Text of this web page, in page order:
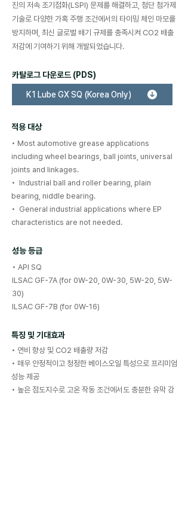
진의 저속 조기점화(LSPI) 문제를 해결하고, 첨단 첨가제
기술로 다양한 가혹 주행 조건에서의 타이밍 체인 마모를
방지하며, 최신 글로벌 배기 규제를 충족시켜 CO2 배출
저감에 기여하기 위해 개발되었습니다.
​카탈로그 다운로드 (PDS)
K1 Lube GX SQ (Korea Only)
적용 대상
• Most automotive grease applications
including wheel bearings, ball joints, universal
joints and linkages.
• Industrial ball and roller bearing, plain
bearing, niddle bearing.
• General industrial applications where EP
characteristics are not needed.
성능 등급
• API SQ
ILSAC GF-7A (for 0W-20, 0W-30, 5W-20, 5W-
30)
ILSAC GF-7B (for 0W-16)
특징 및 기대효과
• 연비 향상 및 CO2 배출량 저감
• 매우 안정적이고 청정한 베이스오일 특성으로 프리미엄
성능 제공
• 높은 점도지수로 고온 작동 조건에서도 충분한 유막 강